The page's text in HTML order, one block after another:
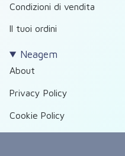
Condizioni di vendita
Il tuoi ordini
Neagem
About
Privacy Policy
Cookie Policy